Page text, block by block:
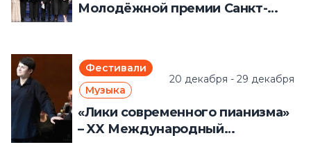
Молодёжной премии Санкт-
(15 декабря 2025 ода)
Фестивали
Музыка
20 декабря - 29 декабря
«Лики современного пианизма»
– XX Международный